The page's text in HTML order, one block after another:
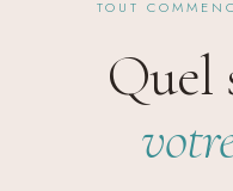
TOUT
Quel